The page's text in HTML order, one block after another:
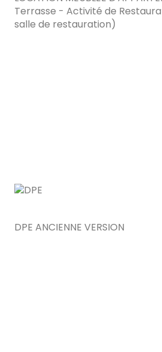
Terrasse - Activité de
salle de restauration)
Loyer: 1619 € / Mois Hors
Les informations sur les
DPE ANCIENNE VERSION